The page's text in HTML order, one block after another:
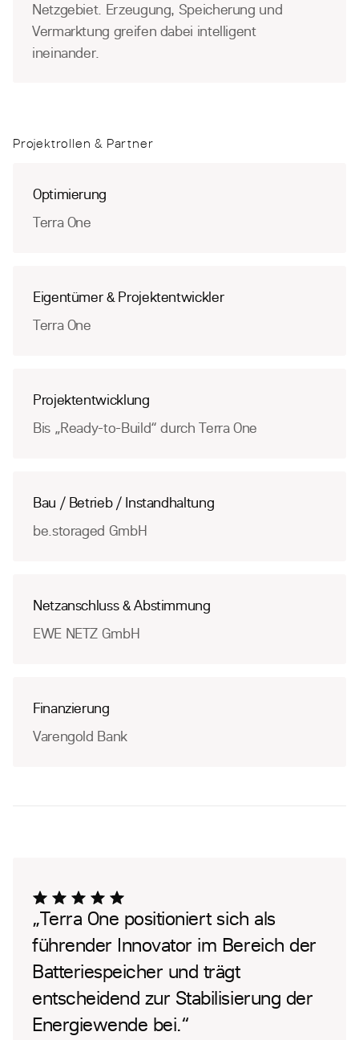
Netzgebiet. Erzeugung, Speicherung und
Vermarktung greifen dabei intelligent
ineinander.
Projektrollen & Partner
Optimierung
Terra One
Eigentümer & Projektentwickler
Terra One
Projektentwicklung
Bis „Ready-to-Build“ durch Terra One
Bau / Betrieb / Instandhaltung
be.storaged GmbH
Netzanschluss & Abstimmung
EWE NETZ GmbH
Finanzierung
Varengold Bank
„Terra One positioniert sich als
führender Innovator im Bereich der
Batteriespeicher und trägt
entscheidend zur Stabilisierung der
Energiewende bei.“